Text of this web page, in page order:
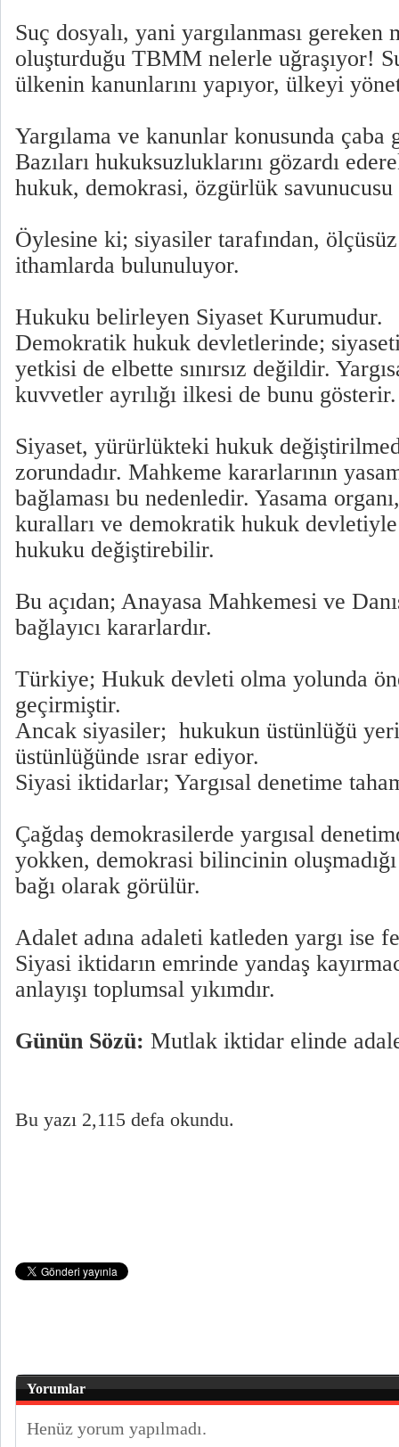
Suç dosyalı, yani yargılanması
oluşturduğu TBMM nelerle uğraşıyor!
ülkenin kanunlarını yapıyor, ülkeyi
Yargılama ve kanunlar konusunda çaba
Bazıları hukuksuzluklarını gözardı
hukuk, demokrasi, özgürlük
Öylesine ki; siyasiler tarafından,
ithamlarda bulunuluyor.
Hukuku belirleyen Siyaset Kurumudur.
Demokratik hukuk devletlerinde;
yetkisi de elbette sınırsız değildir.
kuvvetler ayrılığı ilkesi de bunu gösterir.
Siyaset, yürürlükteki hukuk
zorundadır. Mahkeme kararlarının
bağlaması bu nedenledir. Yasama
kuralları ve demokratik hukuk
hukuku değiştirebilir.
Bu açıdan; Anayasa Mahkemesi ve
bağlayıcı kararlardır.
Türkiye; Hukuk devleti olma yolunda
geçirmiştir.
Ancak siyasiler; hukukun üstünlüğü
üstünlüğünde ısrar ediyor.
Siyasi iktidarlar; Yargısal denetime
Çağdaş demokrasilerde yargısal
yokken, demokrasi bilincinin
bağı olarak görülür.
Adalet adına adaleti katleden yargı ise
Siyasi iktidarın emrinde yandaş
anlayışı toplumsal yıkımdır.
Günün Sözü: Mutlak iktidar elinde
Bu yazı 2,115 defa okundu.
Yorumlar
Henüz yorum yapılmadı.